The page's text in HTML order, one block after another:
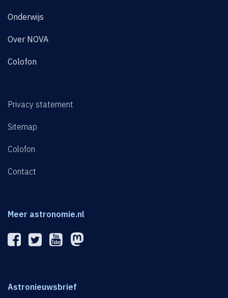
Onderwijs
Over NOVA
Colofon
Privacy statement
Sitemap
Colofon
Contact
Meer astronomie.nl
Astronieuwsbrief